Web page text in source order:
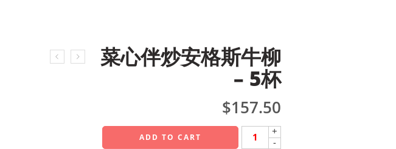
菜心伴炒安格斯牛柳
– 5杯
$157.50
+
-
ADD TO CART